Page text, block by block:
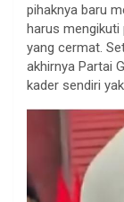
pihaknya baru
harus mengikuti
yang cermat.
akhirnya Partai
kader sendiri